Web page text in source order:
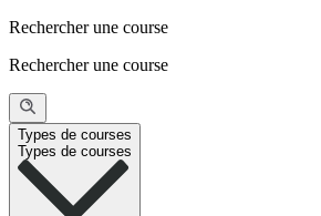
Rechercher une course
Rechercher une course
Types de courses
Types de courses